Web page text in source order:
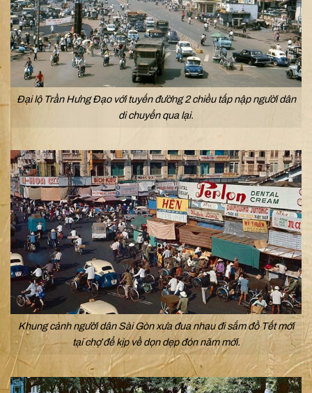
Đại lộ Trần Hưng Đạo với tuyến đường 2 chiều tấp nập người dân
di chuyển qua lại.
Khung cảnh người dân Sài Gòn xưa đua nhau đi sắm đồ Tết mới
tại chợ để kịp về dọn dẹp đón năm mới.